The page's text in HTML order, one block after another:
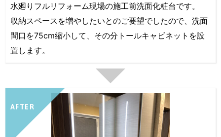
水廻りフルリフォーム現場の施工前洗面化粧台です。
収納スペースを増やしたいとのご要望でしたので、洗面
間口を75cm縮小して、その分トールキャビネットを設
置します。
AFTER